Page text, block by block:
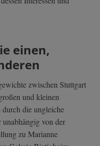
einen,
zwischen Stuttgart
und kleinen
durch die ungleiche
von der
zu Marianne